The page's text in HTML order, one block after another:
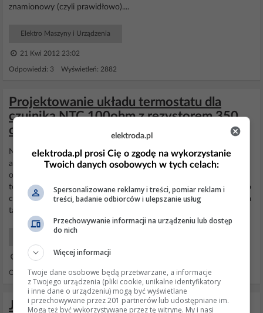
znamionowy (czyli prawidłowo)....
Elektro Maszyny i Urządzenia
21 Kwi 2012 23:02
Odpowiedzi: 3 Wyświetleń: 2882
Projektowanie układu termostatu dla
czujnika NTC 100ohm z rezystorem 350
ohm
Niestety masz rację, jednak aby temu zapobiec należałoby
automatycznie ustawiać próg dolny zależnie od temperatury
otoczenia, do tego trzeba było by zabudować dodatkowy czujnik
temperatury który by mierzył temperaturę otoczenia i sygnał z tego
czujnika odpowiednio wysterować nie wiem czy jest wogle możliwa
taka modyfikacja, nie znam się aż tak Dobrze,...
28 Lip 2023 12:17
Odpowiedzi: 61 Wyświetleń: 2073
Jakie silniki stosowano w starych
elektroda.pl
elektroda.pl prosi Cię o zgodę na wykorzystanie
Twoich danych osobowych w tych celach:
Spersonalizowane reklamy i treści, pomiar reklam i
treści, badanie odbiorców i ulepszanie usług
Przechowywanie informacji na urządzeniu lub dostęp
do nich
Więcej informacji
Twoje dane osobowe będą przetwarzane, a informacje
z Twojego urządzenia (pliki cookie, unikalne identyfikatory
i inne dane o urządzeniu) mogą być wyświetlane
i przechowywane przez 201 partnerów lub udostępniane im.
Mogą też być wykorzystywane przez tę witrynę. My i nasi